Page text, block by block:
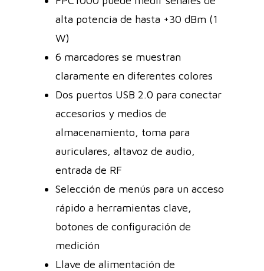
alta potencia de hasta +30 dBm (1
W)
6 marcadores se muestran
claramente en diferentes colores
Dos puertos USB 2.0 para conectar
accesorios y medios de
almacenamiento, toma para
auriculares, altavoz de audio,
entrada de RF
Selección de menús para un acceso
rápido a herramientas clave,
botones de configuración de
medición
Llave de alimentación de